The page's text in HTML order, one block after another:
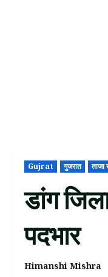
Gujrat गुजरात ताजा
डांग
पदभार
Himanshi Mishra